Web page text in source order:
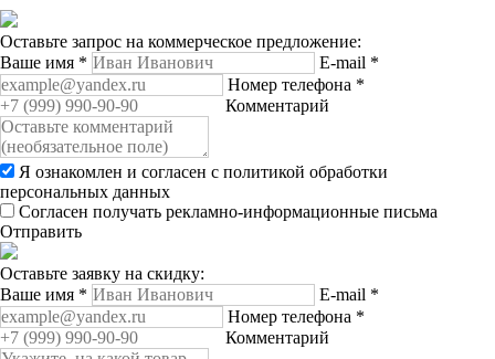
Оставьте запрос на коммерческое предложение:
Ваше имя * E-mail *
Номер телефона *
Комментарий
Я ознакомлен и согласен с политикой обработки
персональных данных
Согласен получать рекламно-информационные письма
Отправить
Оставьте заявку на скидку:
Ваше имя * E-mail *
Номер телефона *
Комментарий